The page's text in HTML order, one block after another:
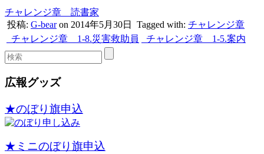
チャレンジ章 読書家
投稿: G-bearon 2014年5月30日 Tagged with: チャレンジ章
チャレンジ章 1-8.災害救助員
チャレンジ章 1-5.案内
広報グッズ
★のぼり旗申込
★ミニのぼり旗申込